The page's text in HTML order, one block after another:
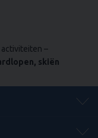
–
skiën